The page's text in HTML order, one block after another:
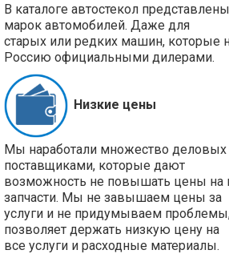
В каталоге автостекол
марок автомобилей. Даже для
старых или редких машин, которые
Россию официальными дилерами.
Низкие цены
Мы наработали множество деловых
поставщиками, которые дают
возможность не повышать цены на
запчасти. Мы не завышаем цены за
услуги и не придумываем
позволяет держать низкую цену на
все услуги и расходные материалы.